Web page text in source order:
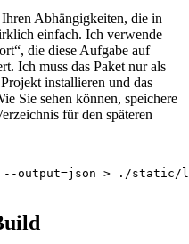
aus Ihrer
Abhängigkeiten, die in
einfach. Ich verwende
die diese Aufgabe auf
Ich muss das Paket nur als
installieren und das
Sie sehen können, speichere
für den späteren
output=json > ./static/